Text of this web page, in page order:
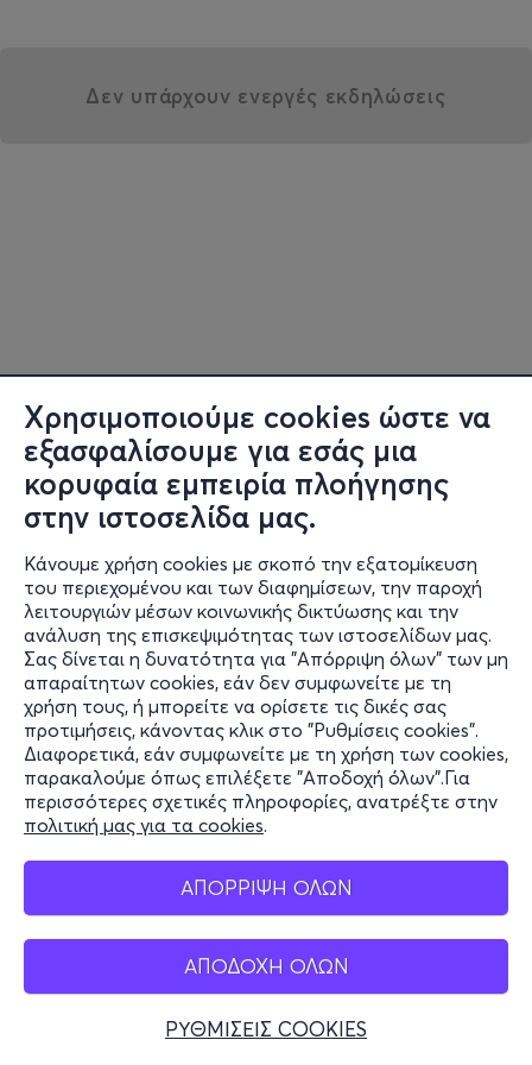
Χρησιμοποιούμε cookies ώστε να
εξασφαλίσουμε για εσάς μια
κορυφαία εμπειρία πλοήγησης
στην ιστοσελίδα μας.
Κάνουμε χρήση cookies με σκοπό την εξατομίκευση
του περιεχομένου και των διαφημίσεων, την παροχή
λειτουργιών μέσων κοινωνικής δικτύωσης και την
ανάλυση της επισκεψιμότητας των ιστοσελίδων μας.
Σας δίνεται η δυνατότητα για "Απόρριψη όλων" των μη
απαραίτητων cookies, εάν δεν συμφωνείτε με τη
χρήση τους, ή μπορείτε να ορίσετε τις δικές σας
προτιμήσεις, κάνοντας κλικ στο "Ρυθμίσεις cookies".
Διαφορετικά, εάν συμφωνείτε με τη χρήση των cookies,
παρακαλούμε όπως επιλέξετε "Αποδοχή όλων".Για
περισσότερες σχετικές πληροφορίες, ανατρέξτε στην
πολιτική μας για τα cookies.
ΑΠΟΡΡΙΨΗ ΟΛΩΝ
ΑΠΟΔΟΧΗ ΟΛΩΝ
ΡΥΘΜΙΣΕΙΣ COOKIES
Δεν υπάρχουν ενεργές εκδηλώσεις